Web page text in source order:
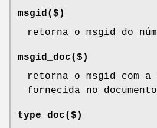
msgid($)
retorna o msgid do
msgid_doc($)
retorna o msgid com a
fornecida no
type_doc($)